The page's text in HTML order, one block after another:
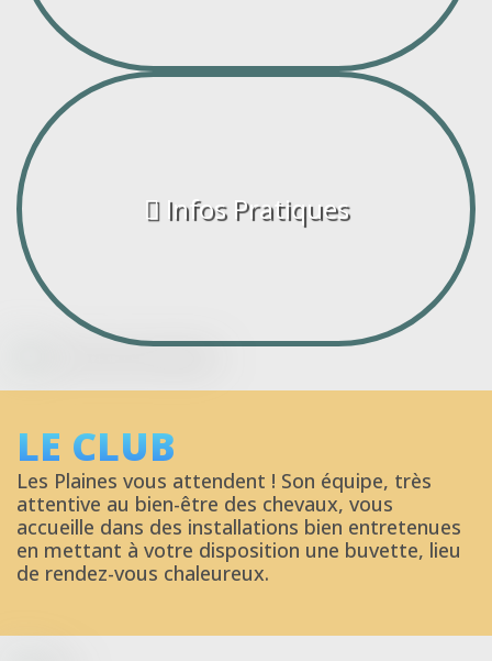
Infos Pratiques
LE CLUB
Les Plaines vous attendent ! Son équipe, très
attentive au bien-être des chevaux, vous
accueille dans des installations bien entretenues
en mettant à votre disposition une buvette, lieu
de rendez-vous chaleureux.